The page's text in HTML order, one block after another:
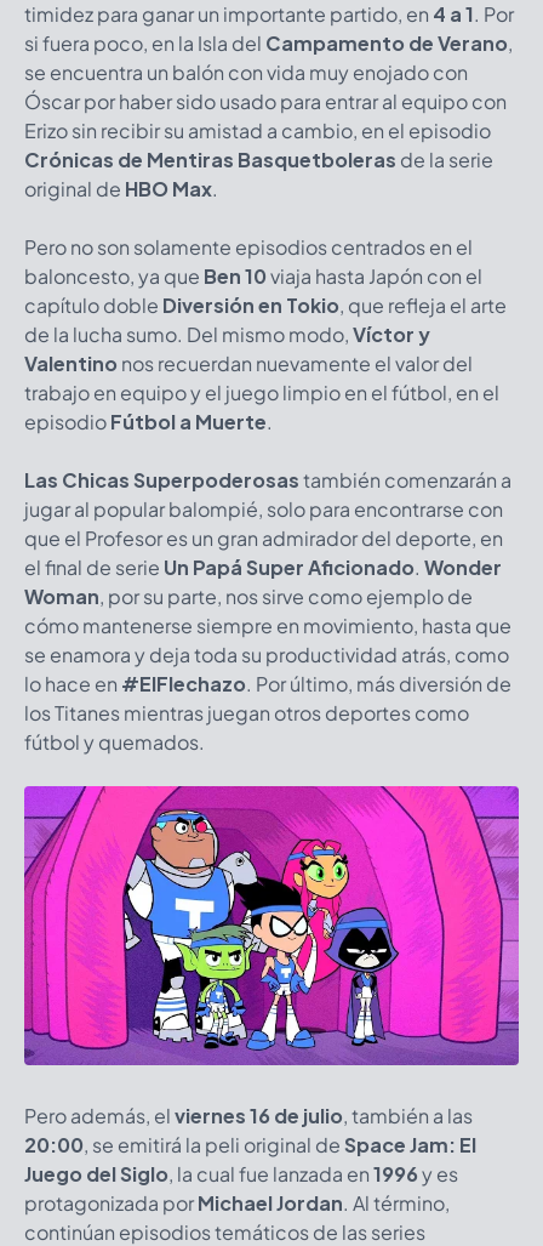
timidez para ganar un importante partido, en 4 a 1. Por
si fuera poco, en la Isla del Campamento de Verano,
se encuentra un balón con vida muy enojado con
Óscar por haber sido usado para entrar al equipo con
Erizo sin recibir su amistad a cambio, en el episodio
Crónicas de Mentiras Basquetboleras de la serie
original de HBO Max.
Pero no son solamente episodios centrados en el
baloncesto, ya que Ben 10viaja hasta Japón con el
capítulo doble Diversión en Tokio, que refleja el arte
de la lucha sumo. Del mismo modo,Víctor y
Valentino nos recuerdan nuevamente el valor del
trabajo en equipo y el juego limpio en el fútbol, en el
episodioFútbol a Muerte.
Las Chicas Superpoderosastambién comenzarán a
jugar al popular balompié, solo para encontrarse con
que el Profesor es un gran admirador del deporte, en
el final de serie Un Papá Super Aficionado. Wonder
Woman, por su parte, nos sirve como ejemplo de
cómo mantenerse siempre en movimiento, hasta que
se enamora y deja toda su productividad atrás, como
lo hace en #ElFlechazo. Por último, más diversión de
los Titanes mientras juegan otros deportes como
fútbol y quemados.
Pero además, elviernes 16 de julio, también a las
20:00, se emitirá la peli original de Space Jam: El
Juego del Siglo, la cual fue lanzada en1996y es
protagonizada porMichael Jordan. Al término,
continúan episodios temáticos de las series